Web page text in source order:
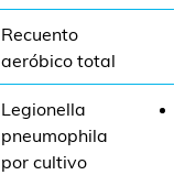
Recuento
aeróbico total
Legionella
pneumophila
por cultivo